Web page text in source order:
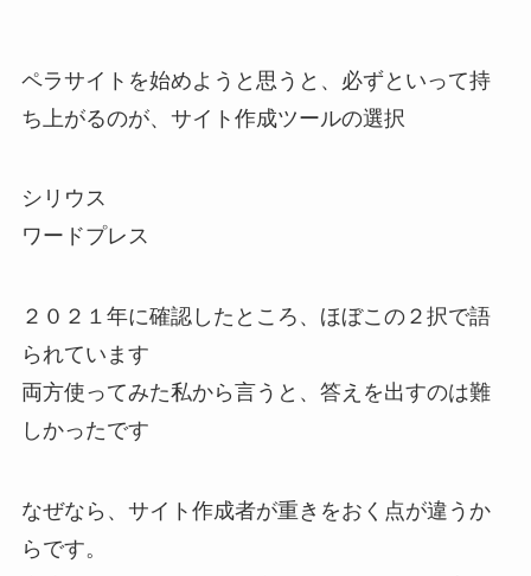
ペラサイトを始めようと思うと、必ずといって持
ち上がるのが、サイト作成ツールの選択
シリウス
ワードプレス
２０２１年に確認したところ、ほぼこの２択で語
られています
両方使ってみた私から言うと、答えを出すのは難
しかったです
なぜなら、サイト作成者が重きをおく点が違うか
らです。